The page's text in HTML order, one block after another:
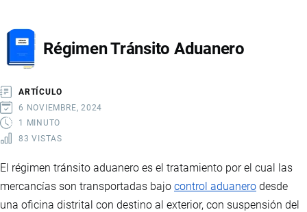
INTERNACIONALES
Régimen Tránsito Aduanero
ARTÍCULO
6 NOVIEMBRE, 2024
1 MINUTO
83 VISTAS
El régimen tránsito aduanero es el tratamiento por el cual las
mercancías son transportadas bajo control aduanero desde
una oficina distrital con destino al exterior, con suspensión del